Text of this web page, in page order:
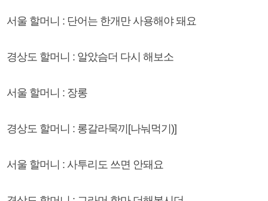
서울 할머니 : 단어는 한개만 사용해야 돼요
경상도 할머니 : 알았슴더 다시 해보소
서울 할머니 : 장롱
경상도 할머니 : 롱갈라묵끼[나눠먹기)]
서울 할머니 : 사투리도 쓰면 안돼요